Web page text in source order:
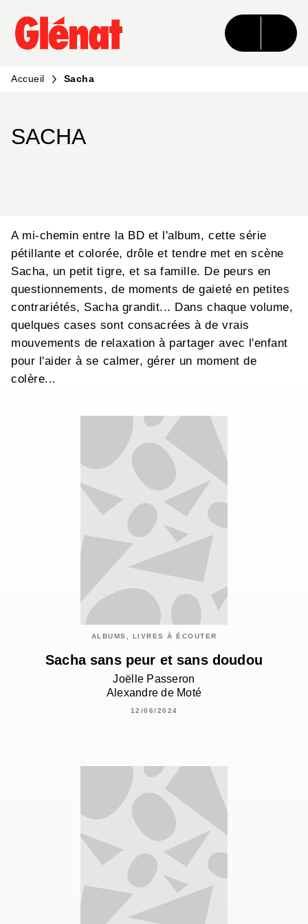
MENU RECHERCHE CONTENU
PIED DE PAGE
Accueil Sacha
SACHA
A mi-chemin entre la BD et l'album, cette série
pétillante et colorée, drôle et tendre met en scène
Sacha, un petit tigre, et sa famille. De peurs en
questionnements, de moments de gaieté en petites
contrariétés, Sacha grandit... Dans chaque volume,
quelques cases sont consacrées à de vrais
mouvements de relaxation à partager avec l'enfant
pour l'aider à se calmer, gérer un moment de
colère...
ALBUMS, LIVRES À ÉCOUTER
Sacha sans peur et sans doudou
Joëlle Passeron
Alexandre de Moté
12/06/2024